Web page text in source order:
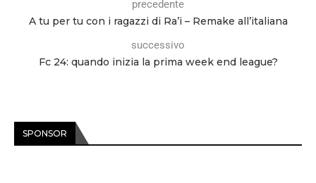
precedente
A tu per tu con i ragazzi di Ra’i – Remake all’italiana
successivo
Fc 24: quando inizia la prima week end league?
SPONSOR